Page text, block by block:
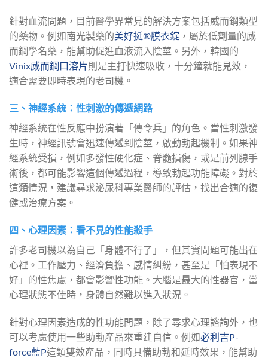
針對血流問題，目前醫學界常見的解決方案包括威而鋼類型
的藥物。例如南光製藥的美好挺®膜衣錠 ，屬於低劑量的威
而鋼學名藥，能幫助促進血液流入陰莖。另外，韓國的
Vinix威而鋼口溶片則是主打快速吸收，十分鐘就能見效，
適合需要即時表現的老司機。
三、神經系統：性刺激的傳遞網路
神經系統在性反應中扮演著「傳令兵」的角色。當性刺激發
生時，神經訊號會迅速傳遞到陰莖，啟動勃起機制。如果神
經系統受損，例如多發性硬化症、脊髓損傷，或是前列腺手
術後，都可能影響這個傳遞過程，導致勃起功能障礙。對於
這類情況，建議尋求泌尿科專業醫師的評估，找出合適的復
健或治療方案。
四、心理因素：看不見的性能殺手
許多老司機以為自己「身體不行了」，但其實問題可能出在
心裡。工作壓力、經濟負擔、感情糾紛，甚至是「怕表現不
好」的性焦慮，都會影響性功能。大腦是最大的性器官，當
心理狀態不佳時，身體自然難以進入狀況。
針對心理因素造成的性功能問題，除了尋求心理諮詢外，也
可以考慮使用一些助勃產品來重建自信。例如 必利吉P-
force藍P這類雙效產品，同時具備助勃和延時效果，能幫助